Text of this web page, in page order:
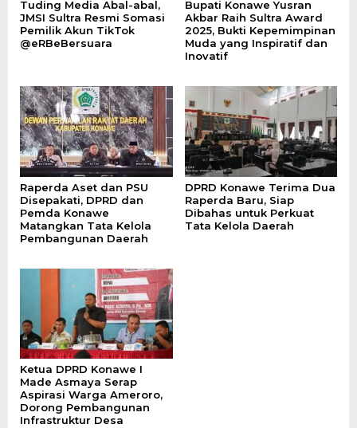
Tuding Media Abal-abal,
JMSI Sultra Resmi Somasi
Pemilik Akun TikTok
@eRBeBersuara
Bupati Konawe Yusran
Akbar Raih Sultra Award
2025, Bukti Kepemimpinan
Muda yang Inspiratif dan
Inovatif
Raperda Aset dan PSU
Disepakati, DPRD dan
Pemda Konawe
Matangkan Tata Kelola
Pembangunan Daerah
DPRD Konawe Terima Dua
Raperda Baru, Siap
Dibahas untuk Perkuat
Tata Kelola Daerah
Ketua DPRD Konawe I
Made Asmaya Serap
Aspirasi Warga Ameroro,
Dorong Pembangunan
Infrastruktur Desa